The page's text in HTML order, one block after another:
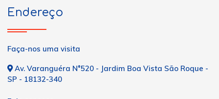
Endereço
Faça-nos uma visita
Av. Varanguéra N°520 - Jardim Boa Vista São Roque -
SP - 18132-340